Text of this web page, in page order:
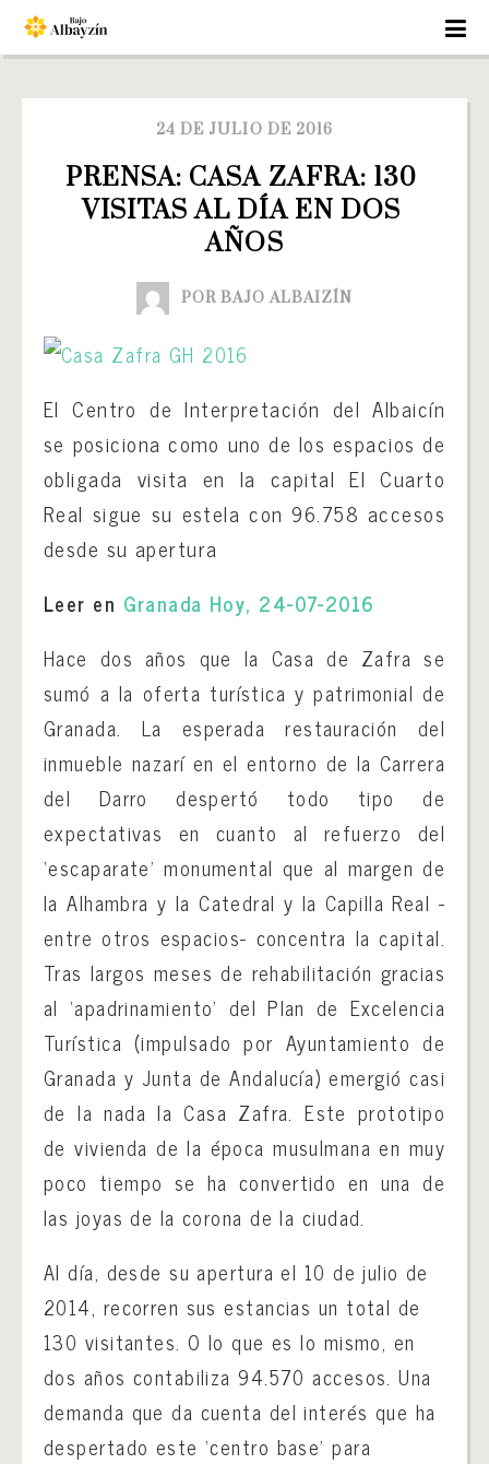
24 DE JULIO DE 2016
PRENSA: CASA ZAFRA: 130
VISITAS AL DÍA EN DOS
AÑOS
POR BAJO ALBAIZÍN
El Centro de Interpretación del Albaicín
se posiciona como uno de los espacios de
obligada visita en la capital El Cuarto
Real sigue su estela con 96.758 accesos
desde su apertura
Leer en Granada Hoy, 24-07-2016
Hace dos años que la Casa de Zafra se
sumó a la oferta turística y patrimonial de
Granada. La esperada restauración del
inmueble nazarí en el entorno de la Carrera
del Darro despertó todo tipo de
expectativas en cuanto al refuerzo del
‘escaparate’ monumental que al margen de
la Alhambra y la Catedral y la Capilla Real -
entre otros espacios- concentra la capital.
Tras largos meses de rehabilitación gracias
al ‘apadrinamiento’ del Plan de Excelencia
Turística (impulsado por Ayuntamiento de
Granada y Junta de Andalucía) emergió casi
de la nada la Casa Zafra. Este prototipo
de vivienda de la época musulmana en muy
poco tiempo se ha convertido en una de
las joyas de la corona de la ciudad.
Al día, desde su apertura el 10 de julio de
2014, recorren sus estancias un total de
130 visitantes. O lo que es lo mismo, en
dos años contabiliza 94.570 accesos. Una
demanda que da cuenta del interés que ha
despertado este ‘centro base’ para